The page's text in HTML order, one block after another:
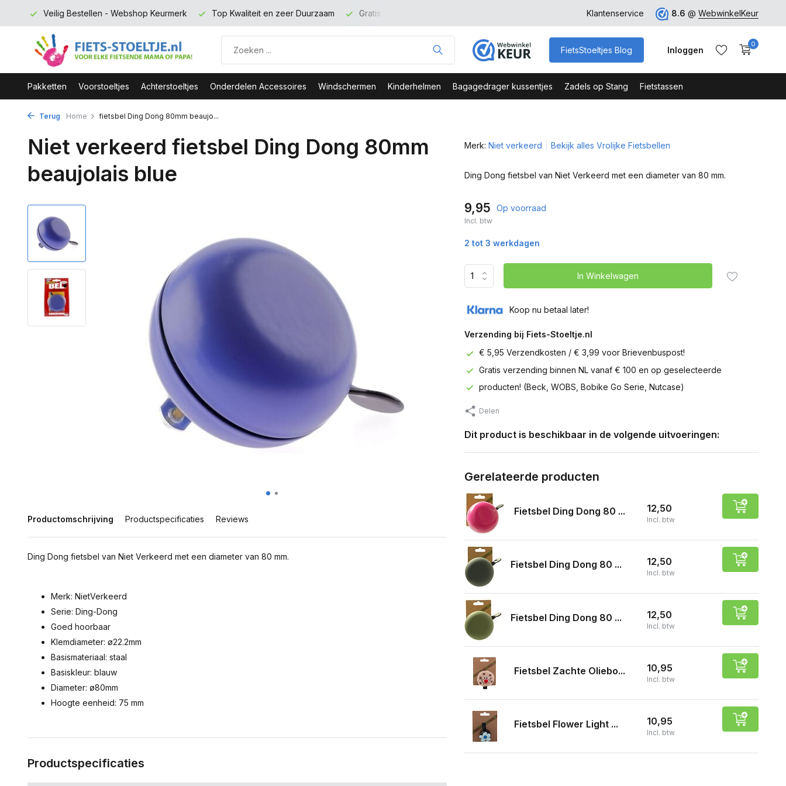
Top Kwaliteit en zeer Duurzaam Gratis verzending binnen NL vanaf 100 euro Klantenservice 8.6 @ WebwinkelKeur
FietsStoeltjes Blog Inloggen
0
Pakketten Voorstoeltjes Achterstoeltjes Onderdelen Accessoires Windschermen Kinderhelmen Bagagedrager kussentjes Zadels op Stang Fietstassen
Terug Home fietsbel Ding Dong 80mm beaujo...
Niet verkeerd fietsbel Ding Dong 80mm
beaujolais blue
Productomschrijving Productspecificaties Reviews
Ding Dong fietsbel van Niet Verkeerd met een diameter van 80 mm.
Merk: NietVerkeerd
Serie: Ding-Dong
Goed hoorbaar
Klemdiameter: ø22.2mm
Basismateriaal: staal
Basiskleur: blauw
Diameter: ø80mm
Hoogte eenheid: 75 mm
Productspecificaties
Merk: Niet verkeerd Bekijk alles Vrolijke Fietsbellen
Ding Dong fietsbel van Niet Verkeerd met een diameter van 80 mm.
9,95 Op voorraad
Incl. btw
2 tot 3 werkdagen
In Winkelwagen
Koop nu betaal later!
Verzending bij Fiets-Stoeltje.nl
€ 5,95 Verzendkosten / € 3,99 voor Brievenbuspost!
Gratis verzending binnen NL vanaf € 100 en op geselecteerde
producten! (Beck, WOBS, Bobike Go Serie, Nutcase)
Delen
Dit product is beschikbaar in de volgende uitvoeringen:
Gerelateerde producten
Fietsbel Ding Dong 80 ... 12,50
Incl. btw
Fietsbel Ding Dong 80 ... 12,50
Incl. btw
Fietsbel Ding Dong 80 ... 12,50
Incl. btw
Fietsbel Zachte Oliebo... 10,95
Incl. btw
Fietsbel Flower Light ... 10,95
Incl. btw